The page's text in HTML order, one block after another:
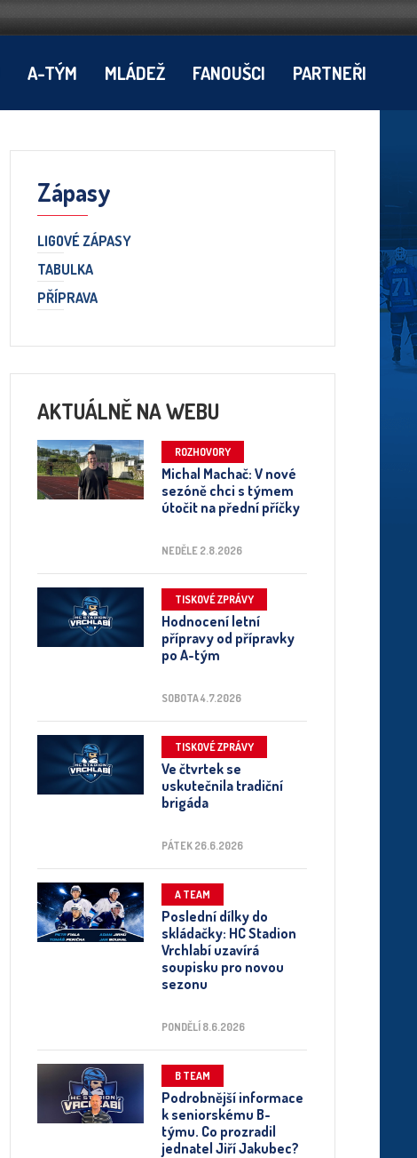
A-TÝM MLÁDEŽ FANOUŠCI PARTNEŘI
Zápasy
LIGOVÉ ZÁPASY
TABULKA
PŘÍPRAVA
AKTUÁLNĚ NA WEBU
ROZHOVORY
Michal Machač: V nové
sezóně chci s týmem
útočit na přední příčky
NEDĚLE 2.8.2026
TISKOVÉ ZPRÁVY
Hodnocení letní
přípravy od přípravky
po A-tým
SOBOTA 4.7.2026
TISKOVÉ ZPRÁVY
Ve čtvrtek se
uskutečnila tradiční
brigáda
PÁTEK 26.6.2026
A TEAM
Poslední dílky do
skládačky: HC Stadion
Vrchlabí uzavírá
soupisku pro novou
sezonu
PONDĚLÍ 8.6.2026
B TEAM
Podrobnější informace
k seniorskému B-
týmu. Co prozradil
jednatel Jiří Jakubec?